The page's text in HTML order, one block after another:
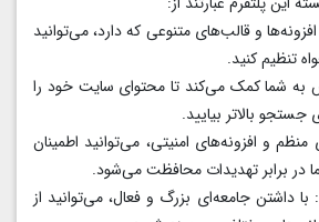
و قالب‌های متنوعی که دارد، می‌توانید
تنظیم کنید.
شما کمک می‌کند تا محتوای سایت خود را
جستجو بالاتر بیایید.
و افزونه‌های امنیتی، می‌توانید اطمینان
در برابر تهدیدات محافظت می‌شود.
داشتن جامعه‌ای بزرگ و فعال، می‌توانید از